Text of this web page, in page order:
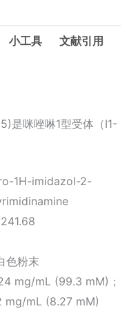
小工具 文献引用
是咪唑啉1型受体（I1-
1H-imidazol-2-
241.68
粉末
mg/mL (99.3 mM)；
mg/mL (8.27 mM)